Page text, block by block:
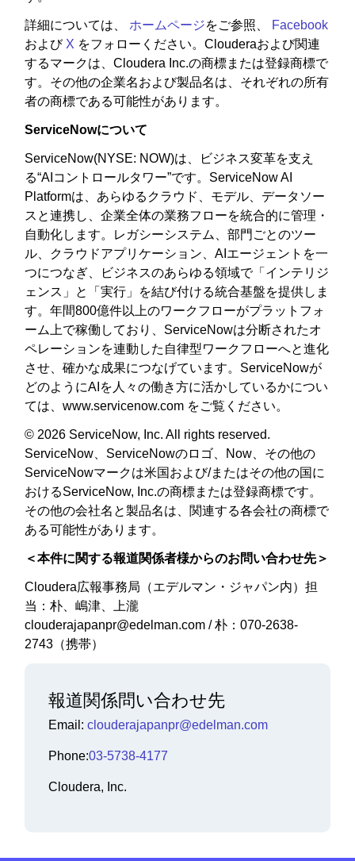
詳細については、 ホームページをご参照、
Facebook
およびX をフォローください。Clouderaおよび関連
するマークは、Cloudera Inc.の商標または登録商標で
す。その他の企業名および製品名は、それぞれの所有
者の商標である可能性があります。
ServiceNowについて
ServiceNow(NYSE: NOW)は、ビジネス変革を支え
る“AIコントロールタワー”です。ServiceNow AI
Platformは、あらゆるクラウド、モデル、データソー
スと連携し、企業全体の業務フローを統合的に管理・
自動化します。レガシーシステム、部門ごとのツー
ル、クラウドアプリケーション、AIエージェントを一
つにつなぎ、ビジネスのあらゆる領域で「インテリジ
ェンス」と「実行」を結び付ける統合基盤を提供しま
す。年間800億件以上のワークフローがプラットフォ
ーム上で稼働しており、ServiceNowは分断されたオ
ペレーションを連動した自律型ワークフローへと進化
させ、確かな成果につなげています。ServiceNowが
どのようにAIを人々の働き方に活かしているかについ
ては、www.servicenow.com をご覧ください。
© 2026 ServiceNow, Inc. All rights reserved.
ServiceNow、ServiceNowのロゴ、Now、その他の
ServiceNowマークは米国および/またはその他の国に
おけるServiceNow, Inc.の商標または登録商標です。
その他の会社名と製品名は、関連する各会社の商標で
ある可能性があります。
＜本件に関する報道関係者様からのお問い合わせ先＞
Cloudera広報事務局（エデルマン・ジャパン内）担
当：朴、嶋津、上瀧
clouderajapanpr@edelman.com / 朴：070-2638-
2743（携帯）
報道関係問い合わせ先
Email: clouderajapanpr@edelman.com
Phone:03-5738-4177
Cloudera, Inc.